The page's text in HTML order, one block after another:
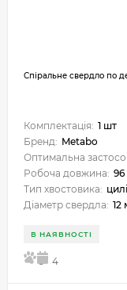
Спіральне свердло по
Комплектація: 1 шт
Бренд: Metabo
Оптимальна
Робоча довжина:
Тип хвостовика:
Діаметр свердла: 12
В НАЯВНОСТІ
5 4